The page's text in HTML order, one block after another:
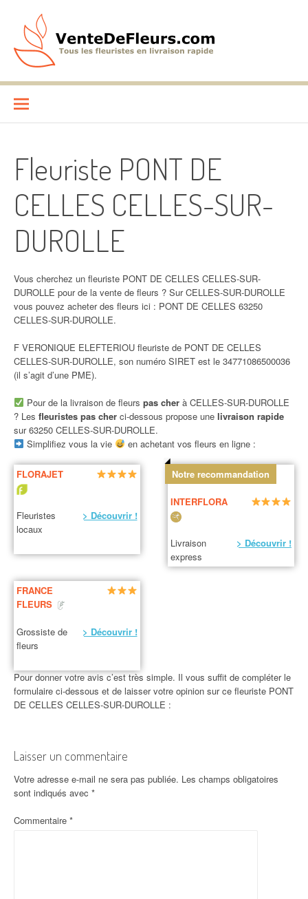
contenu
VenteDeFleurs.com
Fleuriste PONT DE
CELLES CELLES-SUR-
DUROLLE
Vous cherchez un fleuriste PONT DE CELLES CELLES-SUR-
DUROLLE pour de la vente de fleurs ? Sur CELLES-SUR-DUROLLE
vous pouvez acheter des fleurs ici : PONT DE CELLES 63250
CELLES-SUR-DUROLLE.
F VERONIQUE ELEFTERIOU fleuriste de PONT DE CELLES
CELLES-SUR-DUROLLE, son numéro SIRET est le 34771086500036
(il s’agit d’une PME).
Pour de la livraison de fleurs pas cherà CELLES-SUR-DUROLLE
? Les fleuristes pas cher ci-dessous propose une livraison rapide
sur 63250 CELLES-SUR-DUROLLE.
Simplifiez vous la vie
en achetant vos fleurs en ligne :
FLORAJET
Fleuristes
locaux
> Découvrir !
Notre recommandation
INTERFLORA
Livraison
express
> Découvrir !
FRANCE
FLEURS
Grossiste de
fleurs
> Découvrir !
Pour donner votre avis c’est très simple. Il vous suffit de compléter le
formulaire ci-dessous et de laisser votre opinion sur ce fleuriste PONT
DE CELLES CELLES-SUR-DUROLLE :
Laisser un commentaire
Votre adresse e-mail ne sera pas publiée. Les champs obligatoires
sont indiqués avec *
Commentaire *